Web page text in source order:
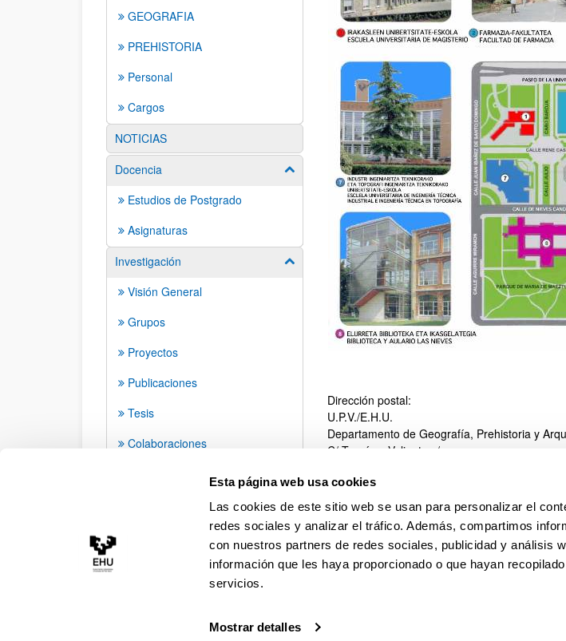
Esta página web usa cookies
Las cookies de este sitio web se usan para personalizar el
redes sociales y analizar el tráfico. Además, compartimos
con nuestros partners de redes sociales, publicidad y análisis
información que les haya proporcionado o que hayan
servicios.
Mostrar detalles
GEOGRAFIA
PREHISTORIA
Personal
Cargos
NOTICIAS
Docencia
Mostrar/ocultar subpáginas
Estudios de Postgrado
Asignaturas
Investigación
Mostrar/ocultar subpáginas
Visión General
Grupos
Proyectos
Publicaciones
Tesis
Colaboraciones
Buzón de Sugerencias
Dirección postal:
U.P.V./E.H.U.
Departamento de Geografía, Prehistoria y
C/ Tomás y Valiente s/n
Teléfono: +34-945013189
Fax: 945013309
Correo electrónico:jr.calavia@ehu.es